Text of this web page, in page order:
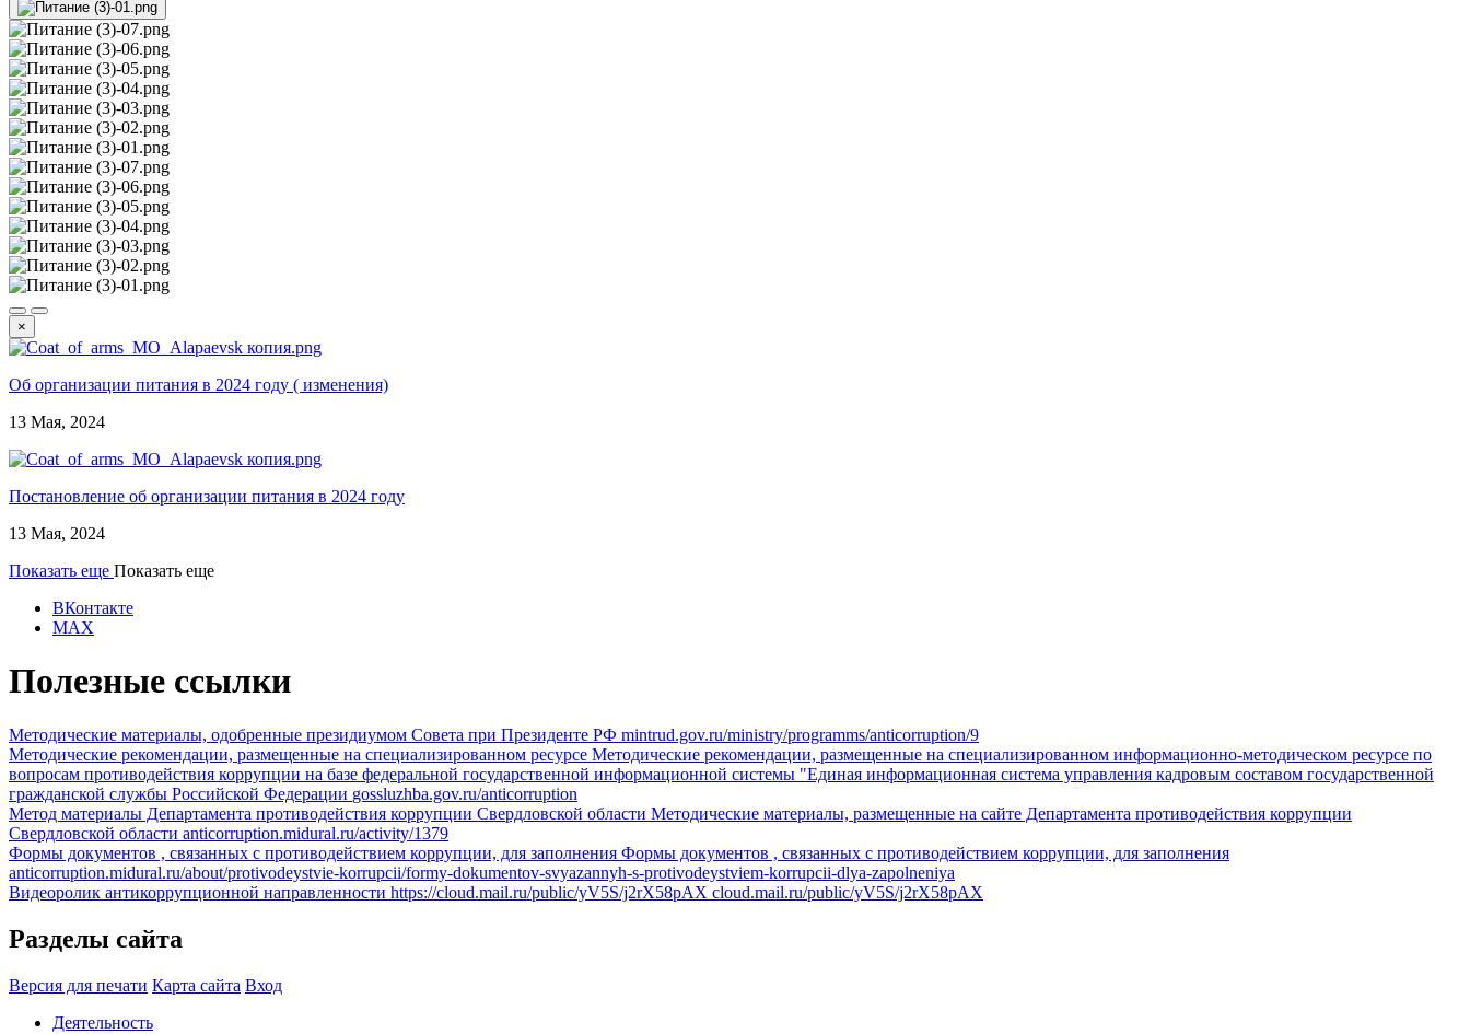
×
Об организации питания в 2024 году ( изменения)
13 Мая, 2024
Постановление об организации питания в 2024 году
13 Мая, 2024
Показать еще Показать еще
ВКонтакте
MAX
Полезные ссылки
Методические материалы, одобренные президиумом Совета при Президенте РФ mintrud.gov.ru/ministry/programms/anticorruption/9
Методические рекомендации, размещенные на специализированном ресурсе Методические рекомендации, размещенные на специализированном информационно-методическом ресурсе по
вопросам противодействия коррупции на базе федеральной государственной информационной системы "Единая информационная система управления кадровым составом государственной
гражданской службы Российской Федерации gossluzhba.gov.ru/anticorruption
Метод материалы Департамента противодействия коррупции Свердловской области Методические материалы, размещенные на сайте Департамента противодействия коррупции
Свердловской области anticorruption.midural.ru/activity/1379
Формы документов , связанных с противодействием коррупции, для заполнения Формы документов , связанных с противодействием коррупции, для заполнения
anticorruption.midural.ru/about/protivodeystvie-korrupcii/formy-dokumentov-svyazannyh-s-protivodeystviem-korrupcii-dlya-zapolneniya
Видеоролик антикоррупционной направленности https://cloud.mail.ru/public/yV5S/j2rX58pAX cloud.mail.ru/public/yV5S/j2rX58pAX
Разделы сайта
Версия для печати Карта сайта Вход
Деятельность